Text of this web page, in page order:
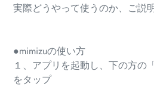
実際どうやって使うのか、ご説
●mimizuの使い方
１、アプリを起動し、下の方の
をタップ